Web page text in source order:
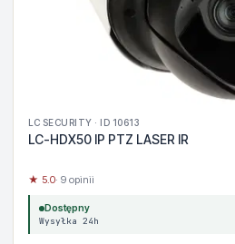
LC SECURITY · ID 10613
LC-HDX50 IP PTZ LASER IR
★ 5.0· 9 opinii
Dostępny
Wysyłka 24h